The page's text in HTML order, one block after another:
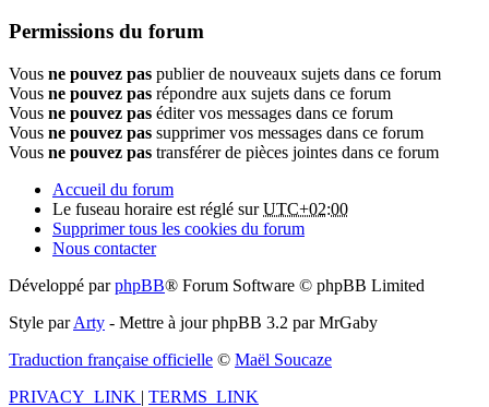
Permissions du forum
Vous ne pouvez pas publier de nouveaux sujets dans ce forum
Vous ne pouvez pas répondre aux sujets dans ce forum
Vous ne pouvez pas éditer vos messages dans ce forum
Vous ne pouvez pas supprimer vos messages dans ce forum
Vous ne pouvez pas transférer de pièces jointes dans ce forum
Accueil du forum
Le fuseau horaire est réglé surUTC+02:00
Supprimer tous les cookies du forum
Nous contacter
Développé parphpBB® Forum Software © phpBB Limited
Style parArty - Mettre à jour phpBB 3.2 par MrGaby
Traduction française officielle © Maël Soucaze
PRIVACY_LINK | TERMS_LINK